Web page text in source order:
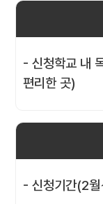
- 신청학교 내
편리한 곳)
- 신청기간(2